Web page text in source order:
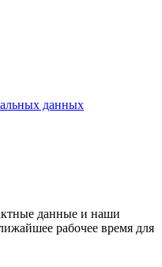
данных
данные и наши
рабочее время для